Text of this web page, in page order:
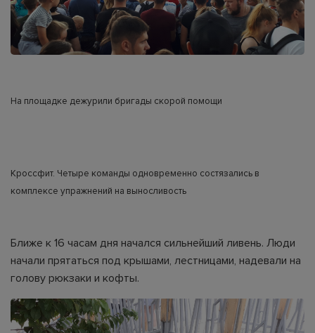
На площадке дежурили бригады скорой помощи
Кроссфит. Четыре команды одновременно состязались в
комплексе упражнений на выносливость
Ближе к 16 часам дня начался сильнейший ливень. Люди
начали прятаться под крышами, лестницами, надевали на
голову рюкзаки и кофты.